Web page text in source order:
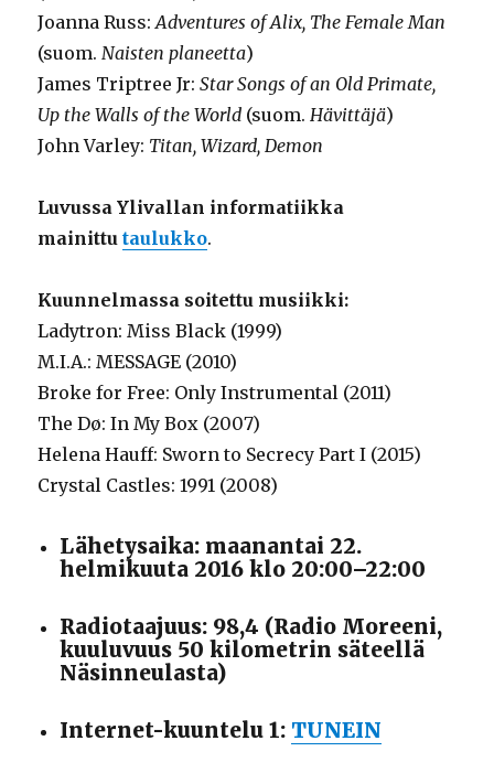
Joanna Russ:Adventures of Alix, The Female Man
(suom. Naisten planeetta)
James Triptree Jr:Star Songs of an Old Primate,
Up the Walls of the World (suom. Hävittäjä)
John Varley: Titan, Wizard, Demon
Luvussa Ylivallan informatiikka
mainittutaulukko.
Kuunnelmassa soitettu musiikki:
Ladytron: Miss Black (1999)
M.I.A.: MESSAGE (2010)
Broke for Free: Only Instrumental (2011)
TheDø: In My Box (2007)
Helena Hauff: Sworn to Secrecy Part I (2015)
Crystal Castles: 1991 (2008)
Lähetysaika: maanantai 22.
helmikuuta 2016 klo 20:00–22:00
Radiotaajuus: 98,4 (Radio Moreeni,
kuuluvuus 50 kilometrin säteellä
Näsinneulasta)
Internet-kuuntelu 1: TUNEIN